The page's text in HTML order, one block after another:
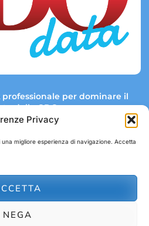
Privacy
migliore esperienza di navigazione. Accetta
NEGA
professionale per dominare il
della GDO.
abbonamenti@gdodata.it